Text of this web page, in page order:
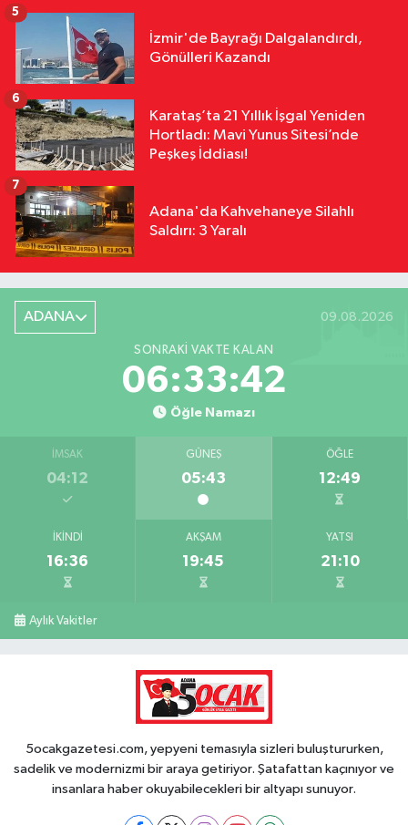
İzmir'de Bayrağı Dalgalandırdı,
Gönülleri Kazandı
5
Karataş’ta 21 Yıllık İşgal Yeniden
Hortladı: Mavi Yunus Sitesi’nde
Peşkeş İddiası!
6
Adana'da Kahvehaneye Silahlı
Saldırı: 3 Yaralı
7
ADANA 09.08.2026
SONRAKI VAKTE KALAN
06:33:41
Öğle Namazı
İMSAK
04:12
GÜNEŞ
05:43
ÖĞLE
12:49
İKINDI
16:36
AKŞAM
19:45
YATSI
21:10
Aylık Vakitler
5ocakgazetesi.com, yepyeni temasıyla sizleri buluştururken,
sadelik ve modernizmi bir araya getiriyor. Şatafattan kaçınıyor ve
insanlara haber okuyabilecekleri bir altyapı sunuyor.